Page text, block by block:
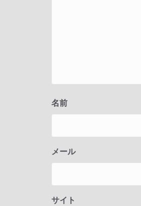
名前
メール
サイト